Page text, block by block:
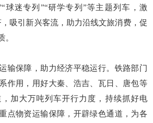
球迷专列”“研学专列”等主题列车，激
吸引新兴客流，助力沿线文旅消费，促
。
保障，助力经济平稳运行。铁路部门
作用，用好大秦、浩吉、瓦日、唐包等
加大万吨列车开行力度，持续抓好电
点物资运输保障，开辟绿色通道，为各